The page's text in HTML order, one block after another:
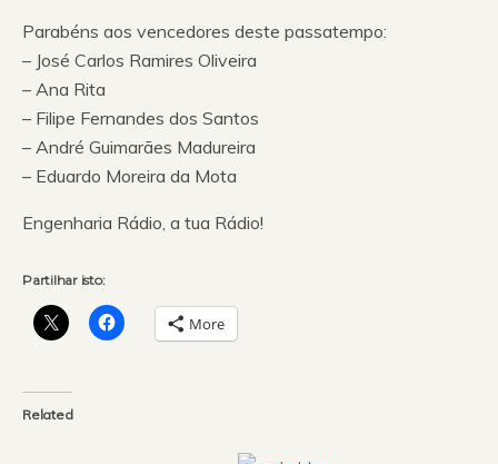
Parabéns aos vencedores deste passatempo:
– José Carlos Ramires Oliveira
– Ana Rita
– Filipe Fernandes dos Santos
– André Guimarães Madureira
– Eduardo Moreira da Mota
Engenharia Rádio, a tua Rádio!
Partilhar isto:
More
Related